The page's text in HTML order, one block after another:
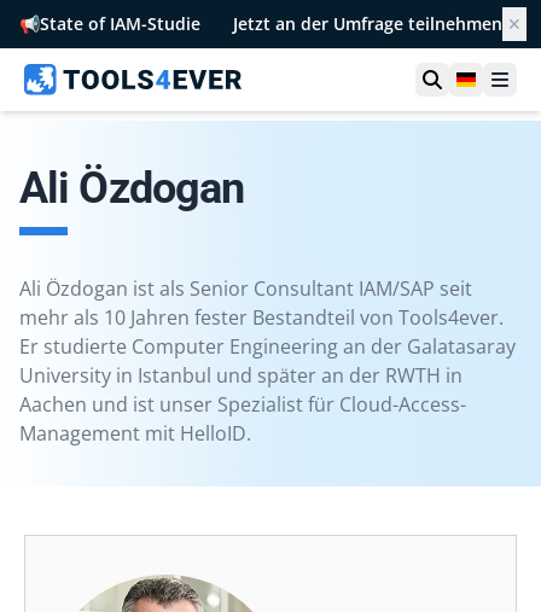
📢State of IAM-Studie Jetzt an der Umfrage teilnehmen ✕
Suche
Ali Özdogan
Ali Özdogan ist als Senior Consultant IAM/SAP seit
mehr als 10 Jahren fester Bestandteil von Tools4ever.
Er studierte Computer Engineering an der Galatasaray
University in Istanbul und später an der RWTH in
Aachen und ist unser Spezialist für Cloud-Access-
Management mit HelloID.